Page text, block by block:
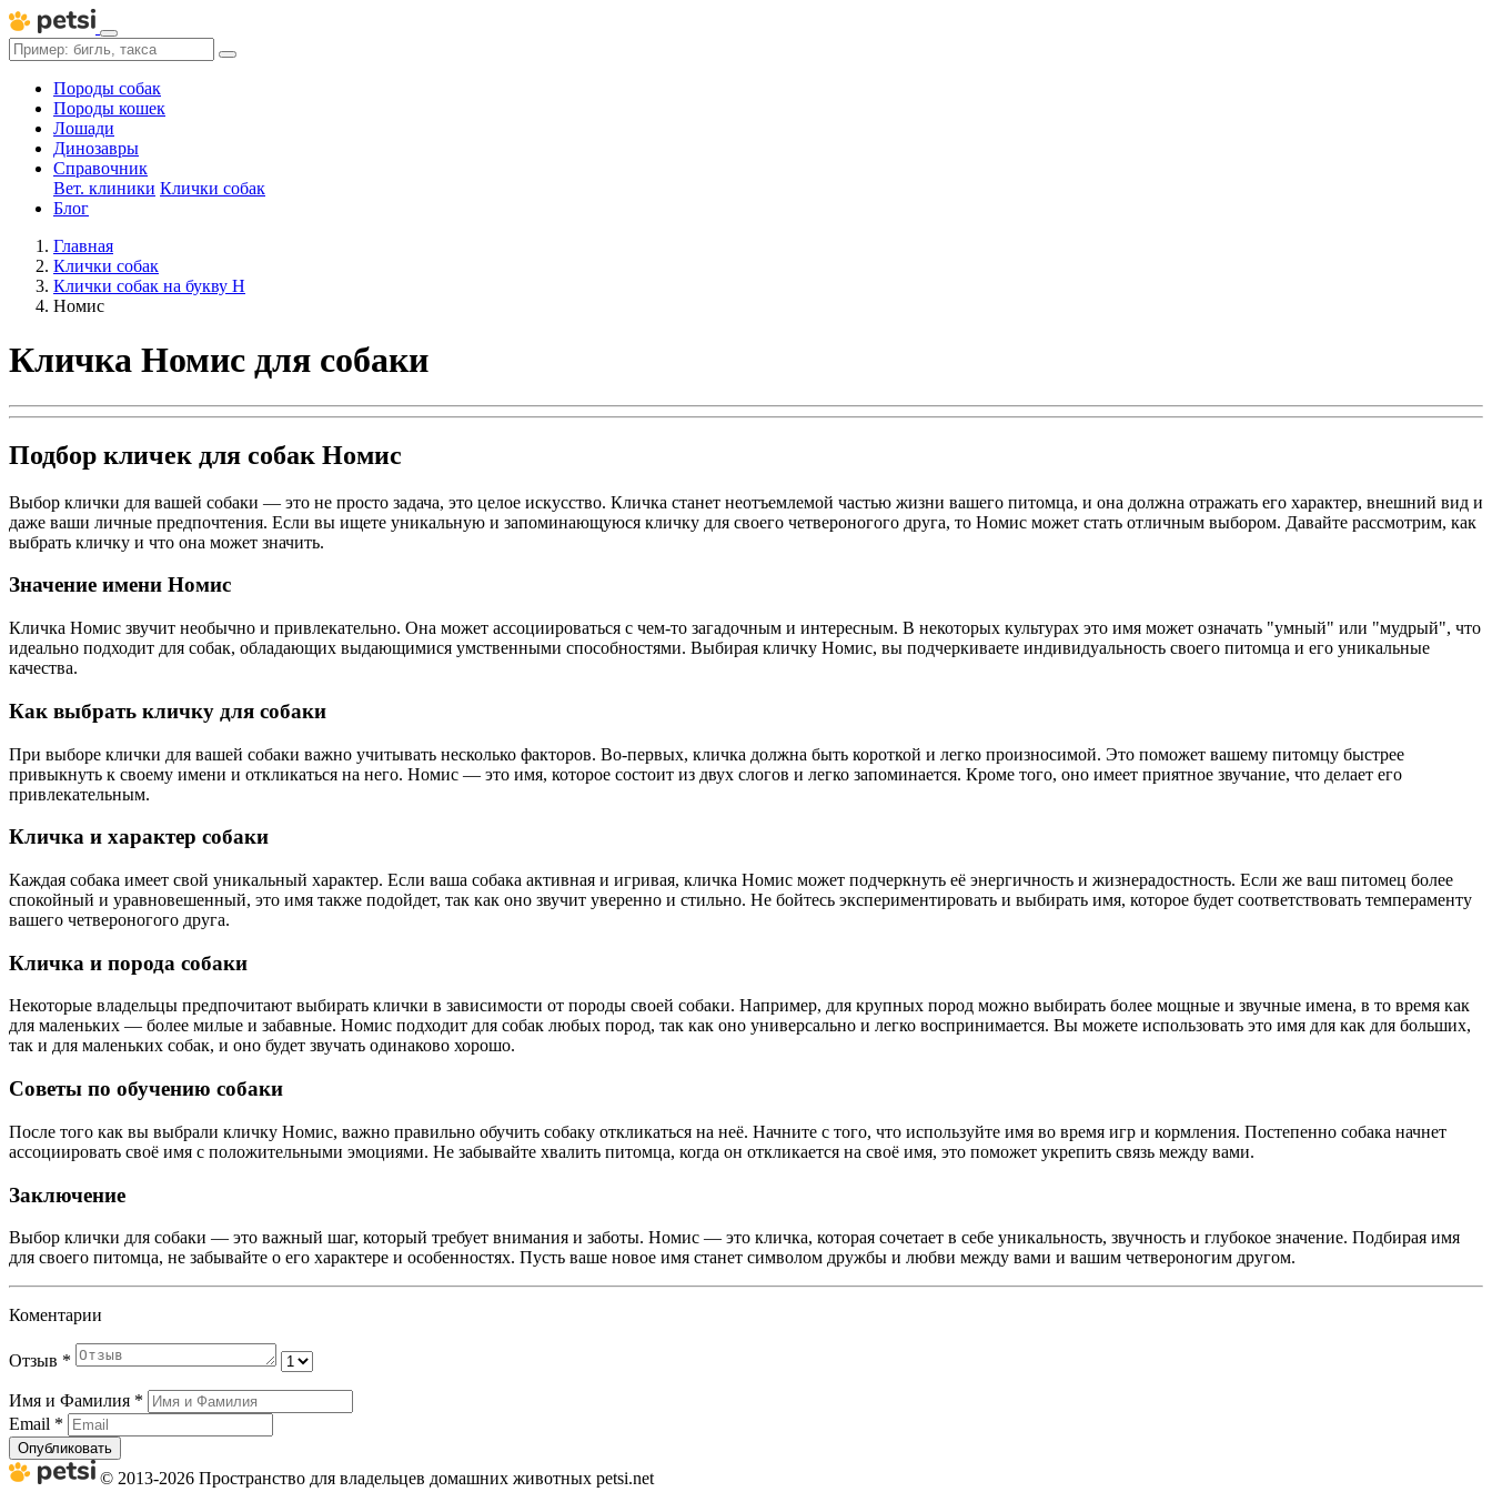
Породы собак
Породы кошек
Лошади
Динозавры
Справочник
Вет. клиники Клички собак
Блог
Главная
Клички собак
Клички собак на букву Н
Номис
Кличка Номис для собаки
Подбор кличек для собак Номис
Выбор клички для вашей собаки — это не просто задача, это целое искусство. Кличка станет неотъемлемой частью жизни вашего питомца, и она должна отражать его характер, внешний вид и
даже ваши личные предпочтения. Если вы ищете уникальную и запоминающуюся кличку для своего четвероногого друга, то Номис может стать отличным выбором. Давайте рассмотрим, как
выбрать кличку и что она может значить.
Значение имени Номис
Кличка Номис звучит необычно и привлекательно. Она может ассоциироваться с чем-то загадочным и интересным. В некоторых культурах это имя может означать "умный" или "мудрый", что
идеально подходит для собак, обладающих выдающимися умственными способностями. Выбирая кличку Номис, вы подчеркиваете индивидуальность своего питомца и его уникальные
качества.
Как выбрать кличку для собаки
При выборе клички для вашей собаки важно учитывать несколько факторов. Во-первых, кличка должна быть короткой и легко произносимой. Это поможет вашему питомцу быстрее
привыкнуть к своему имени и откликаться на него. Номис — это имя, которое состоит из двух слогов и легко запоминается. Кроме того, оно имеет приятное звучание, что делает его
привлекательным.
Кличка и характер собаки
Каждая собака имеет свой уникальный характер. Если ваша собака активная и игривая, кличка Номис может подчеркнуть её энергичность и жизнерадостность. Если же ваш питомец более
спокойный и уравновешенный, это имя также подойдет, так как оно звучит уверенно и стильно. Не бойтесь экспериментировать и выбирать имя, которое будет соответствовать темпераменту
вашего четвероногого друга.
Кличка и порода собаки
Некоторые владельцы предпочитают выбирать клички в зависимости от породы своей собаки. Например, для крупных пород можно выбирать более мощные и звучные имена, в то время как
для маленьких — более милые и забавные. Номис подходит для собак любых пород, так как оно универсально и легко воспринимается. Вы можете использовать это имя для как для больших,
так и для маленьких собак, и оно будет звучать одинаково хорошо.
Советы по обучению собаки
После того как вы выбрали кличку Номис, важно правильно обучить собаку откликаться на неё. Начните с того, что используйте имя во время игр и кормления. Постепенно собака начнет
ассоциировать своё имя с положительными эмоциями. Не забывайте хвалить питомца, когда он откликается на своё имя, это поможет укрепить связь между вами.
Заключение
Выбор клички для собаки — это важный шаг, который требует внимания и заботы. Номис — это кличка, которая сочетает в себе уникальность, звучность и глубокое значение. Подбирая имя
для своего питомца, не забывайте о его характере и особенностях. Пусть ваше новое имя станет символом дружбы и любви между вами и вашим четвероногим другом.
Коментарии
Отзыв *
Имя и Фамилия *
Email *
Опубликовать
© 2013-2026 Пространство для владельцев домашних животных petsi.net